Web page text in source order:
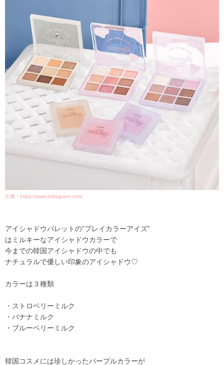
出典：https://www.instagram.com/
アイシャドウパレットの”プレイカラーアイズ”
はミルキーなアイシャドウカラーで
今までの韓国アイシャドウの中でも
ナチュラルで優しい印象のアイシャドウ♡
カラーは３種類
・ ストロベリーミルク
・バナナミルク
・ブルーベリーミルク
韓国コスメには珍しかったパープルカラーが